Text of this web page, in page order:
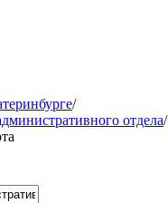
/
отдела/